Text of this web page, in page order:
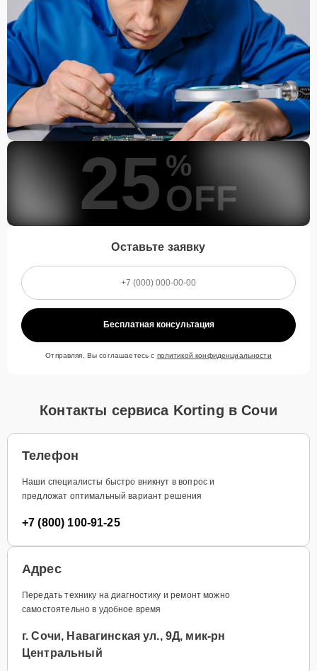
25 %
OFF
Оставьте заявку
Бесплатная консультация
Отправляя, Вы соглашаетесь с политикой конфиденциальности
Контакты сервиса Korting в Сочи
Телефон
Наши специалисты быстро вникнут в вопрос и
предложат оптимальный вариант решения
+7 (800) 100-91-25
Адрес
Передать технику на диагностику и ремонт можно
самостоятельно в удобное время
г. Сочи, Навагинская ул., 9Д, мик-рн
Центральный